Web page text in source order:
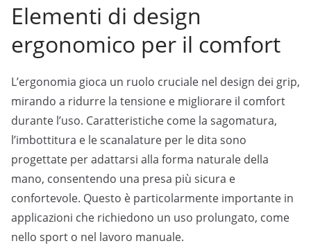
Elementi di design
ergonomico per il comfort
L’ergonomia gioca un ruolo cruciale nel design dei grip,
mirando a ridurre la tensione e migliorare il comfort
durante l’uso. Caratteristiche come la sagomatura,
l’imbottitura e le scanalature per le dita sono
progettate per adattarsi alla forma naturale della
mano, consentendo una presa più sicura e
confortevole. Questo è particolarmente importante in
applicazioni che richiedono un uso prolungato, come
nello sport o nel lavoro manuale.